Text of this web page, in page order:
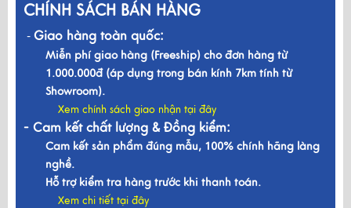
CHÍNH SÁCH BÁN HÀNG
- Giao hàng toàn quốc:
Miễn phí giao hàng (Freeship) cho đơn hàng từ
1.000.000đ (áp dụng trong bán kính 7km tính từ
Showroom).
Xem chính sách giao nhận tại đây
- Cam kết chất lượng & Đồng kiểm:
Cam kết sản phẩm đúng mẫu, 100% chính hãng làng
nghề.
Hỗ trợ kiểm tra hàng trước khi thanh toán.
Xem chi tiết tại đây